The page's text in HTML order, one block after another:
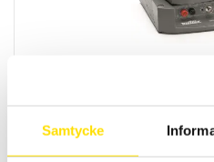
Samtycke
2- kanals 50 MHz och 30 MHz
7,285.00kr 8,995.00kr